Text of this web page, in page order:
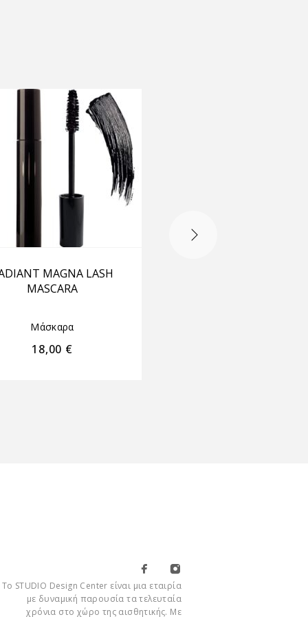
MAGNA LASH
MASCARA
Μάσκαρα
18,00 €
Το STUDIO Design Center είναι μια εταιρία
με δυναμική παρουσία τα τελευταία
χρόνια στο χώρο της αισθητικής. Με